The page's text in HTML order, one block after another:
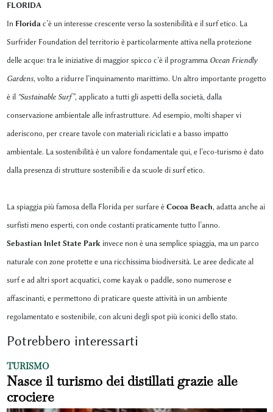
FLORIDA
In Florida c’è un interesse crescente verso la sostenibilità e il surf etico. La
Surfrider Foundation del territorio è particolarmente attiva nella protezione
delle acque: tra le iniziative di maggior spicco c’è il programma Ocean Friendly
Gardens, volto a ridurre l’inquinamento marittimo. Un altro importante progetto
è il "Sustainable Surf”, applicato a tutti gli aspetti della società, dalla
conservazione ambientale alle infrastrutture. Ad esempio, molti shaper vi
aderiscono, per creare tavole con materiali riciclati e a basso impatto
ambientale. La sostenibilità è un valore fondamentale qui, e l’eco-turismo è dato
dalla presenza di strutture sostenibili e da scuole di surf etico.
La spiaggia più famosa della Florida per surfare è Cocoa Beach, adatta anche ai
surfisti meno esperti, con onde costanti praticamente tutto l’anno.
Sebastian Inlet State Park invece non è una semplice spiaggia, ma un parco
naturale con zone protette e una ricchissima biodiversità. Le aree dedicate al
surf e ad altri sport acquatici, come kayak o paddle, sono numerose e
affascinanti, e permettono di praticare queste attività in un ambiente
regolamentato e sostenibile, con alcuni degli spot più iconici dello stato.
Potrebbero interessarti
TURISMO
Nasce il turismo dei distillati grazie alle
crociere